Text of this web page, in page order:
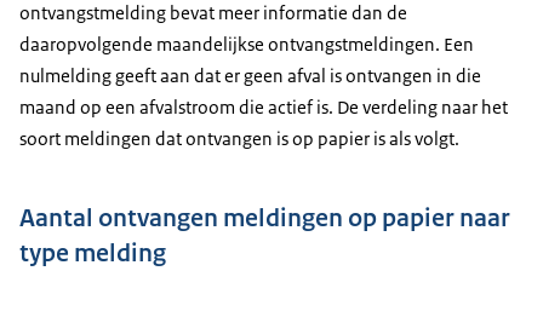
ontvangstmelding bevat meer informatie dan de
daaropvolgende maandelijkse ontvangstmeldingen. Een
nulmelding geeft aan dat er geen afval is ontvangen in die
maand op een afvalstroom die actief is. De verdeling naar het
soort meldingen dat ontvangen is op papier is als volgt.
Aantal ontvangen meldingen op papier naar
type melding